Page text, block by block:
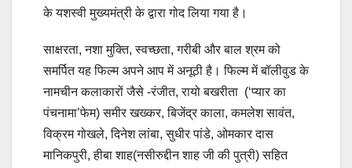
के यशस्वी मुख्यमंत्री के द्वारा गोद लिया गया है।
साक्षरता, नशा मुक्ति, स्वच्छता, गरीबी और बाल श्रम को
समर्पित यह फिल्म अपने आप में अनूठी है। फिल्म में बॉलीवुड के
नामचीन कलाकारों जैसे -रंजीत, रायो बखरीता (‘प्यार का
पंचनामा’फेम) समीर खख्कर, बिजेंद्र काला, कमलेश सावंत,
विक्रम गोखले, दिनेश लांबा, सुधीर पांडे, ओमकार दास
मानिकपुरी, हीबा शाह(नसीरुद्दीन शाह जी की पुत्री) सहित